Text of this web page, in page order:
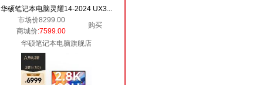
华硕笔记本电脑灵耀14-2024 UX3...
市场价8299.00
购买
商城价:7599.00
华硕笔记本电脑旗舰店